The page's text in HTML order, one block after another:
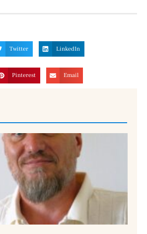
Twitter LinkedIn
Pinterest Email